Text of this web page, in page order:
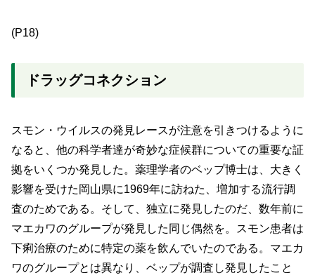
(P18)
ドラッグコネクション
スモン・ウイルスの発見レースが注意を引きつけるように
なると、他の科学者達が奇妙な症候群についての重要な証
拠をいくつか発見した。薬理学者のベップ博士は、大きく
影響を受けた岡山県に1969年に訪ねた、増加する流行調
査のためである。そして、独立に発見したのだ、数年前に
マエカワのグループが発見した同じ偶然を。スモン患者は
下痢治療のために特定の薬を飲んでいたのである。マエカ
ワのグループとは異なり、ベップが調査し発見したこと